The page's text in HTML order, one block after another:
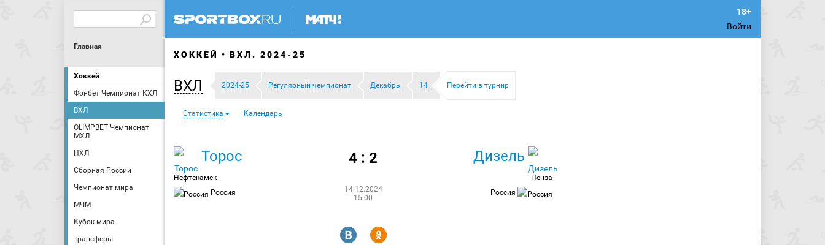
Войти
Главная
Хоккей
Фонбет Чемпионат КХЛ
ВХЛ
OLIMPBET Чемпионат
МХЛ
НХЛ
Сборная России
Чемпионат мира
МЧМ
Кубок мира
Трансферы
ХОККЕЙ ВХЛ. 2024-25
ВХЛ 2024-25 Регулярный чемпионат Декабрь 14 Перейти в турнир
Статистика Календарь
Торос
Нефтекамск
Россия
4 : 2
14.12.2024
15:00
Дизель
Пенза
Россия
R Y